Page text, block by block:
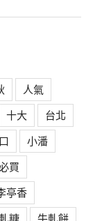
人氣
十大
台北
小潘
買
亭香
糖
牛軋餅